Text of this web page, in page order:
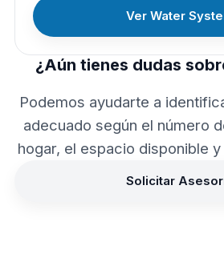
Ver Water
¿Aún tienes dudas
Podemos ayudarte a
adecuado según el número
hogar, el espacio disponible
Solicitar